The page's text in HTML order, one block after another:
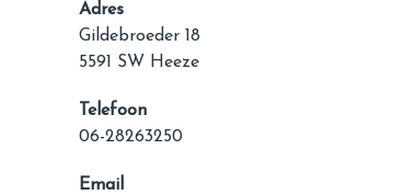
Adres
Gildebroeder 18
5591 SW Heeze
Telefoon
06-28263250
Email